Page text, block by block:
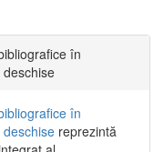
în
în
reprezintă